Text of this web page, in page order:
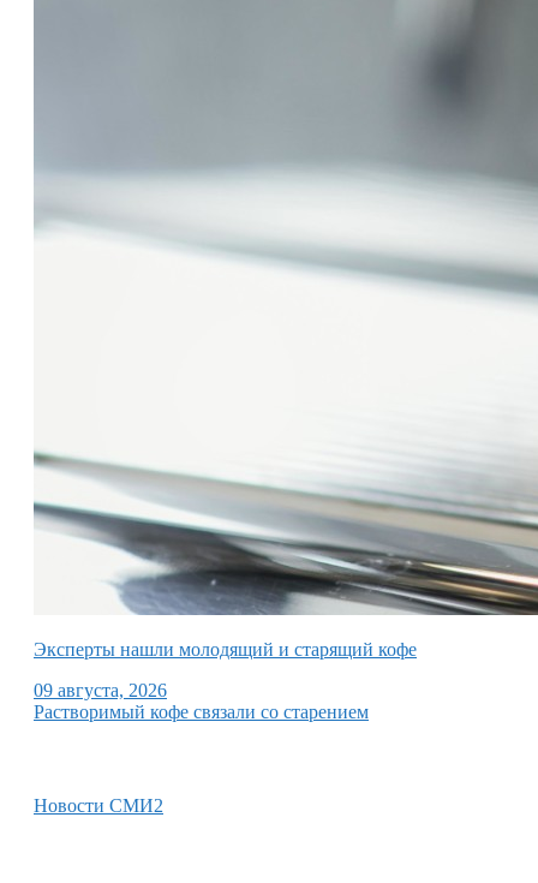
Эксперты нашли молодящий и старящий кофе
09 августа, 2026
Растворимый кофе связали со старением
Новости СМИ2